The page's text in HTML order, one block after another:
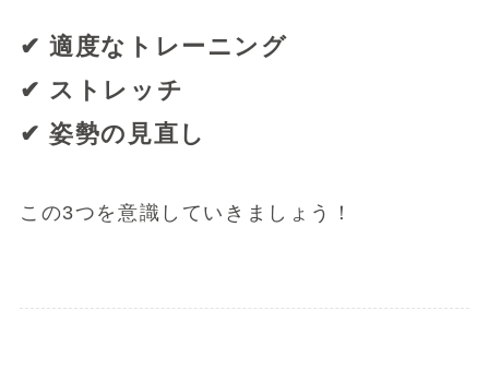
✔ 適度なトレーニング
✔ ストレッチ
✔ 姿勢の見直し
この3つを意識していきましょう！